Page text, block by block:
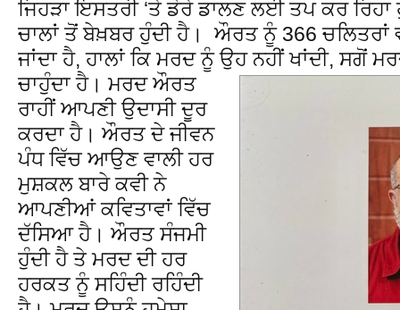
ਜਿਹੜਾ ਇਸਤਰੀ ‘ਤੇ ਡੋਰੇ ਡਾਲਣ ਲਈ ਤਪ ਕਰ
ਚਾਲਾਂ ਤੋਂ ਬੇਖ਼ਬਰ ਹੁੰਦੀ ਹੈ। ਔਰਤ ਨੂੰ 366 ਚਲਿਤਰਾਂ
ਜਾਂਦਾ ਹੈ, ਹਾਲਾਂ ਕਿ ਮਰਦ ਨੂੰ ਉਹ ਨਹੀਂ ਖਾਂਦੀ, ਸਗੋਂ
ਚਾਹੁੰਦਾ ਹੈ।ਮਰਦ ਔਰਤ
ਰਾਹੀਂ ਆਪਣੀ ਉਦਾਸੀ ਦੂਰ
ਕਰਦਾ ਹੈ। ਔਰਤ ਦੇ ਜੀਵਨ
ਪੰਧ ਵਿੱਚ ਆਉਣ ਵਾਲੀ ਹਰ
ਮੁਸ਼ਕਲ ਬਾਰੇ ਕਵੀ ਨੇ
ਆਪਣੀਆਂ ਕਵਿਤਾਵਾਂ ਵਿੱਚ
ਦੱਸਿਆ ਹੈ। ਔਰਤ ਸੰਜਮੀ
ਹੁੰਦੀ ਹੈ ਤੇ ਮਰਦ ਦੀ ਹਰ
ਹਰਕਤ ਨੂੰ ਸਹਿੰਦੀ ਰਹਿੰਦੀ